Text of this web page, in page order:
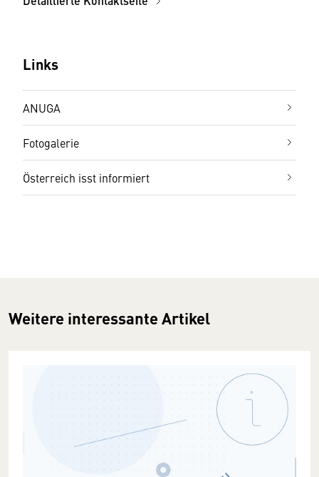
Links
ANUGA
Fotogalerie
Österreich isst informiert
Weitere interessante Artikel